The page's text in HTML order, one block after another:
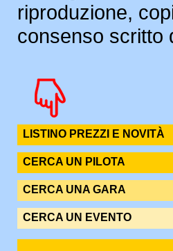
riproduzione,
consenso scritto
LISTINO PREZZI E NOVITÀ
CERCA UN PILOTA
CERCA UNA GARA
CERCA UN EVENTO